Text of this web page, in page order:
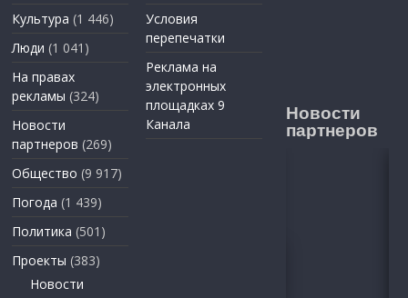
Культура (1 446)
Люди (1 041)
На правах
рекламы (324)
Новости
партнеров (269)
Общество (9 917)
Погода (1 439)
Политика (501)
Проекты (383)
Новости
Условия
перепечатки
Реклама на
электронных
площадках 9
Канала
Новости
партнеров